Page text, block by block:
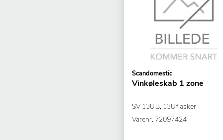
Scandomestic
Vinkøleskab 1 zone
SV 138 B, 138 flasker
Varenr. 72097424